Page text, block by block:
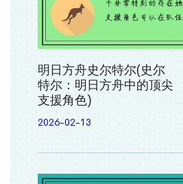
明日方舟史尔特尔(史尔
特尔：明日方舟中的顶尖
支援角色)
2026-02-13